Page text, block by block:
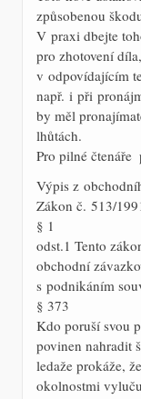
způsobenou
V praxi dbejte
pro zhotovení
v odpovídajícím
např. i při
by měl
lhůtách.
Pro pilné čtenáře
Výpis z
Zákon č. 513/
§ 1
odst.1 Tento
obchodní
s podnikáním
§ 373
Kdo poruší svou
povinen nahradit
ledaže prokáže,
okolnostmi